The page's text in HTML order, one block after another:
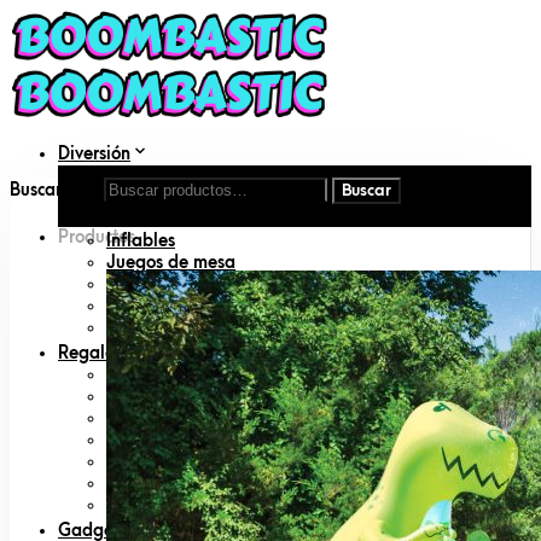
Diversión
Aire libre
DIY
Inflables
Juegos de mesa
Juguetes
Juguetes para mascotas
Libros
Regalos
Amigo invisible
Animal lovers
San Valentín
Día del padre
Día de la madre
Geeks
Padres primerizos
Gadgets
Buscar por:
Productos